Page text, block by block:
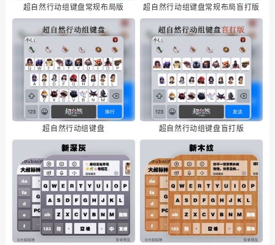
超自然行动组键盘常规布局版 超自然行动组键盘常规布局盲打版
超自然行动组键盘 超自然行动组键盘盲打版